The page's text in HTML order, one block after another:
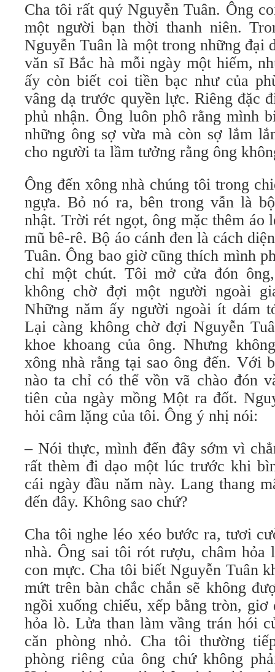
Cha tôi rất quý Nguyễn Tuân. Ông
một người bạn thời thanh niên.
Nguyễn Tuân là một trong những đại
văn sĩ Bắc hà mỗi ngày một hiếm,
ấy còn biết coi tiền bạc như của
vâng dạ trước quyền lực. Riêng đặc
phủ nhận. Ông luôn phô rằng mình
những ông sợ vừa mà còn sợ lắm
cho người ta lầm tưởng rằng ông
Ông đến xông nhà chúng tôi trong
ngựa. Bỏ nó ra, bên trong vẫn là
nhật. Trời rét ngọt, ông mặc thêm áo
mũ bê-rê. Bộ áo cánh đen là cách
Tuân. Ông bao giờ cũng thích mình
chỉ một chút. Tôi mở cửa đón
không chờ đợi một người ngoài
Những năm ấy người ngoài ít dám
Lại càng không chờ đợi Nguyễn
khoe khoang của ông. Nhưng
xông nhà rằng tại sao ông đến. Với
nào ta chỉ có thể vồn vã chào đón
tiên của ngày mồng Một ra đốt.
hỏi câm lặng của tôi. Ông ý nhị nói:
– Nói thực, mình đến đây sớm vì
rất thèm đi dạo một lúc trước khi
cái ngày đầu năm này. Lang thang
đến đây. Không sao chứ?
Cha tôi nghe léo xéo bước ra, tươi
nhà. Ông sai tôi rót rượu, châm hỏa
con mực. Cha tôi biết Nguyễn Tuân
mứt trên bàn chắc chắn sẽ không
ngồi xuống chiếu, xếp bằng tròn,
hỏa lò. Lửa than làm vầng trán hói
căn phòng nhỏ. Cha tôi thường
phòng riêng của ông chứ không